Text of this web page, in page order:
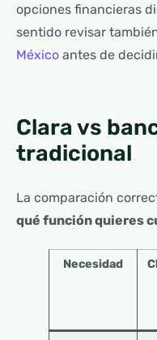
opciones financieras
sentido revisar
México antes de
Clara vs
tradicional
La comparación
qué función quieres
Necesidad